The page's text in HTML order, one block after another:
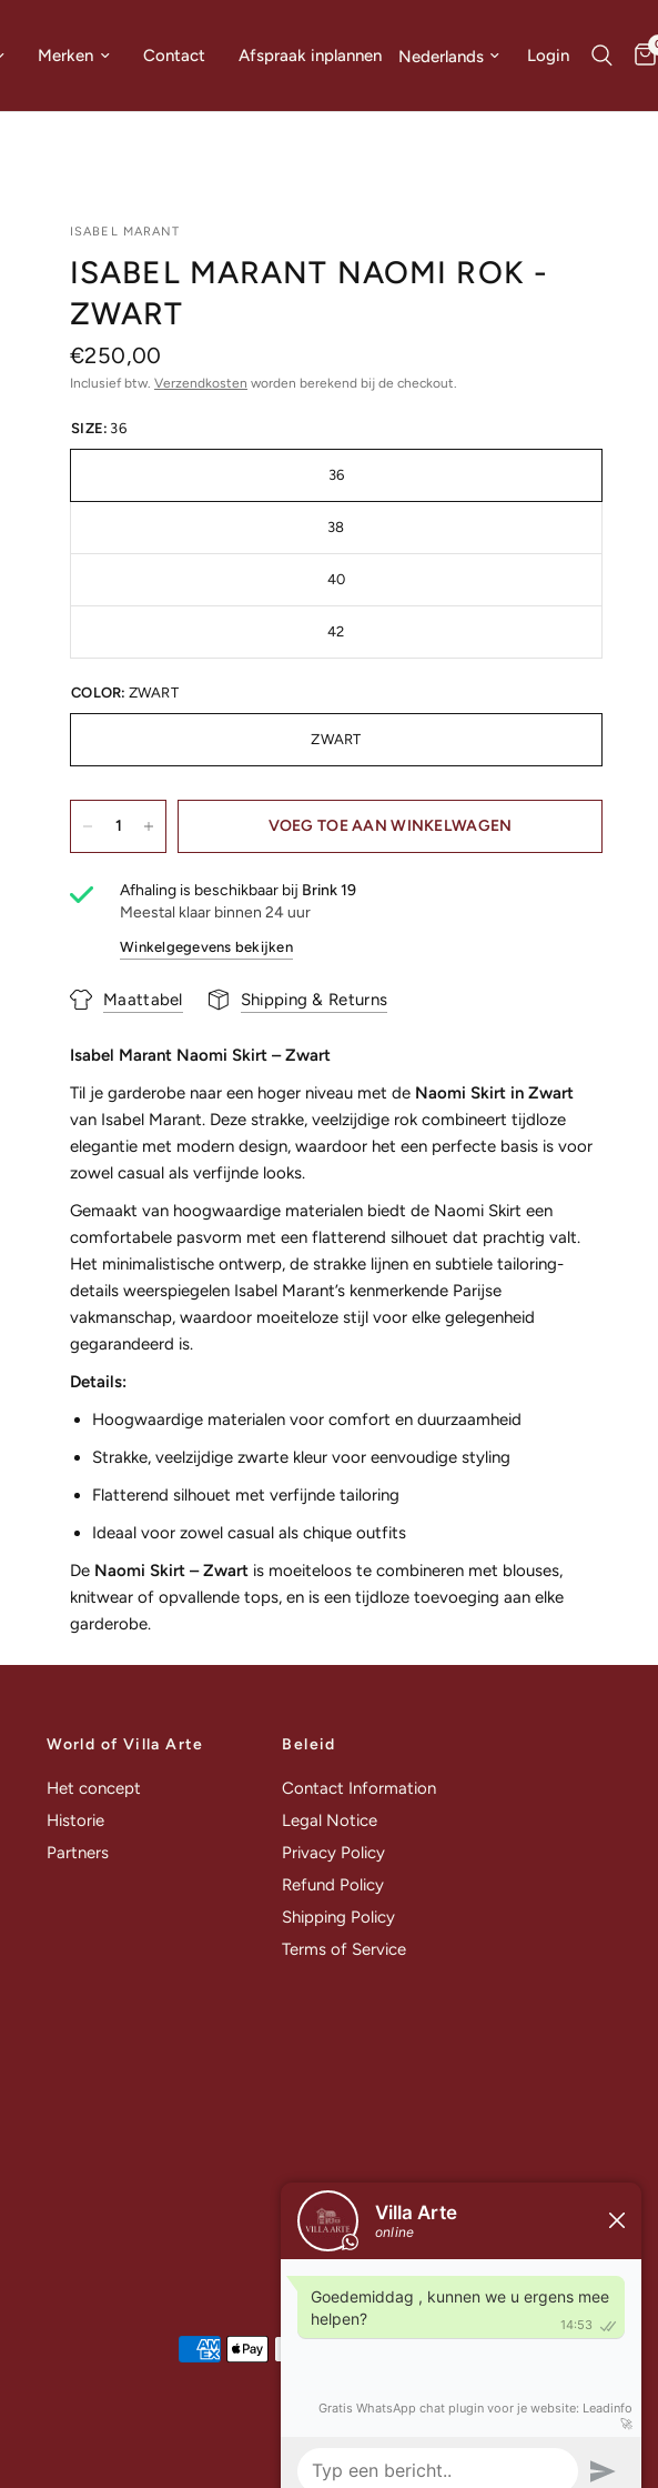
Merken Contact Afspraak inplannen Land/regio bijwerkenLogin
ISABEL MARANT
ISABEL MARANT NAOMI ROK -
ZWART
€250,00
Inclusief btw. Verzendkosten worden berekend bij de checkout.
SIZE: 36
36
38
40
42
COLOR: ZWART
ZWART
VOEG TOE AAN WINKELWAGEN
Afhaling is beschikbaar bij Brink 19
Meestal klaar binnen 24 uur
Winkelgegevens bekijken
Maattabel Shipping & Returns
Isabel Marant Naomi Skirt – Zwart
Til je garderobe naar een hoger niveau met de Naomi Skirt in Zwart
van Isabel Marant. Deze strakke, veelzijdige rok combineert tijdloze
elegantie met modern design, waardoor het een perfecte basis is voor
zowel casual als verfijnde looks.
Gemaakt van hoogwaardige materialen biedt de Naomi Skirt een
comfortabele pasvorm met een flatterend silhouet dat prachtig valt.
Het minimalistische ontwerp, de strakke lijnen en subtiele tailoring-
details weerspiegelen Isabel Marant’s kenmerkende Parijse
vakmanschap, waardoor moeiteloze stijl voor elke gelegenheid
gegarandeerd is.
Details:
Hoogwaardige materialen voor comfort en duurzaamheid
Strakke, veelzijdige zwarte kleur voor eenvoudige styling
Flatterend silhouet met verfijnde tailoring
Ideaal voor zowel casual als chique outfits
De Naomi Skirt – Zwart is moeiteloos te combineren met blouses,
knitwear of opvallende tops, en is een tijdloze toevoeging aan elke
garderobe.
World of Villa Arte
Het concept
Historie
Partners
Beleid
Contact Information
Legal Notice
Privacy Policy
Refund Policy
Shipping Policy
Terms of Service